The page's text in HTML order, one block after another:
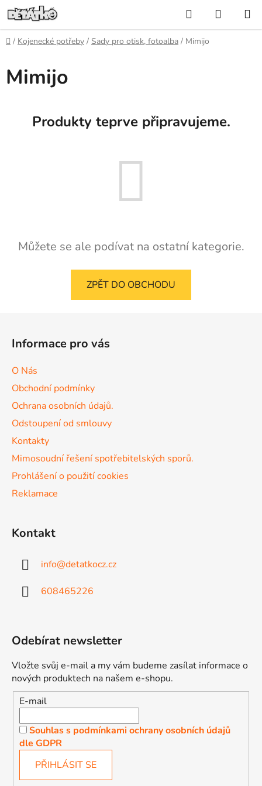
Přejít
na
obsah
Hledat
KOŠÍK
Domů
/ Kojenecké potřeby / Sady pro otisk, fotoalba / Mimijo
Mimijo
Produkty teprve připravujeme.
Můžete se ale podívat na ostatní kategorie.
ZPĚT DO OBCHODU
Informace pro vás
O Nás
Obchodní podmínky
Ochrana osobních údajů.
Odstoupení od smlouvy
Kontakty
Mimosoudní řešení spotřebitelských sporů.
Prohlášení o použití cookies
Reklamace
Kontakt
info@detatkocz.cz
608465226
Odebírat newsletter
Vložte svůj e-mail a my vám budeme zasílat informace o
nových produktech na našem e-shopu.
E-mail
Souhlas s podmínkami ochrany osobních údajů
dle GDPR
PŘIHLÁSIT SE